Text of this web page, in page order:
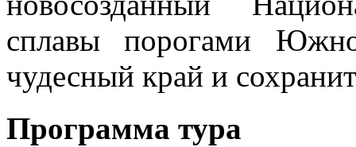
сплавы порогами
чудесный край и
Программа тура